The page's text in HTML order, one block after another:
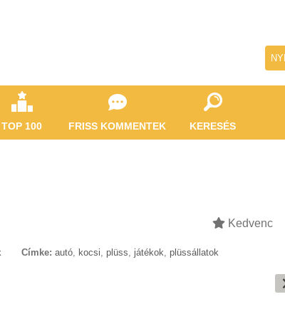
TOP 100 FRISS KOMMENTEK KERESÉS
Kedvenc
Címke: autó, kocsi, plüss, játékok, plüssállatok